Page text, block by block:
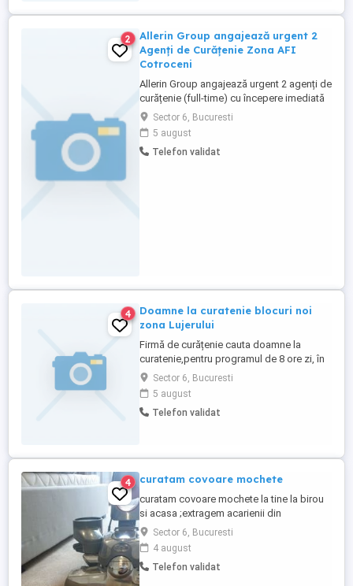
2
Allerin Group angajează urgent 2
Agenți de Curățenie Zona AFI
Cotroceni
Allerin Group angajează urgent 2 agenți de
curățenie (full-time) cu începere imediată
pentru locația din zona AFI Palace
Cotroceni, București. Oferta noastră: -
Salariu net: 3.200 lei - Contract de muncă
(full-time) - Mediu de lucru stabil și
Sector 6, Bucuresti
5 august
Telefon validat
4
Doamne la curatenie blocuri noi
zona Lujerului
Firmă de curățenie cauta doamne la
curatenie,pentru programul de 8 ore zi, în
zona de blocuri noi rezidentiale,langa
Carrefour Lujerului. Ce îți oferim? Un
mediu de lucru dinamic, prietenos, un
salariu incepand cu 3000 ron, contract de
Sector 6, Bucuresti
5 august
Telefon validat
4 curatam covoare mochete
curatam covoare mochete la tine la birou
si acasa ;extragem acarienii din
covoare,mochete,saltele aspiram si
spalam covoarele si mochetele,pe locul
unde se afla
Sector 6, Bucuresti
4 august
Telefon validat